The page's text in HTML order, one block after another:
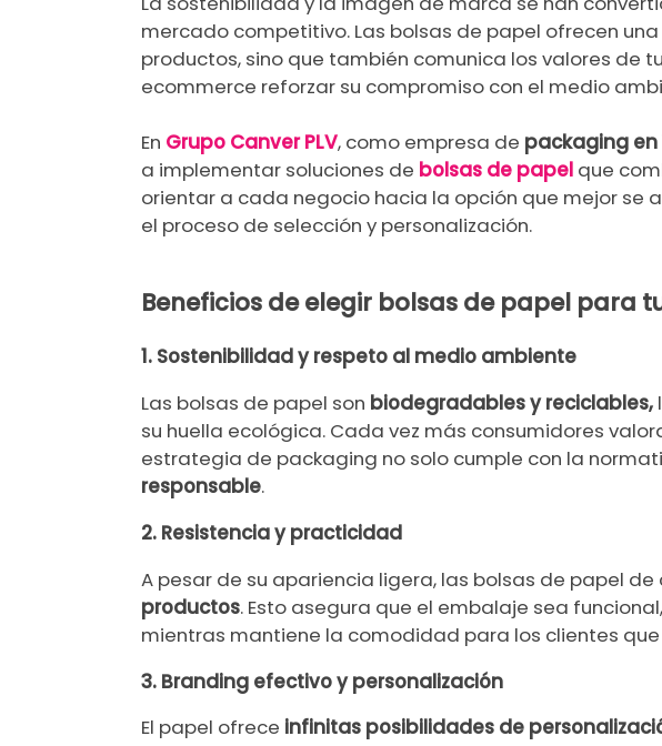
mercado competitivo. Las bolsas de papel ofrecen
productos, sino que también comunica los valores de
ecommerce reforzar su compromiso con el medio
En Grupo Canver PLV, como empresa de packaging en
a implementar soluciones de bolsas de papel que
orientar a cada negocio hacia la opción que mejor
el proceso de selección y personalización.
Beneficios de elegir bolsas de papel para
1. Sostenibilidad y respeto al medio ambiente
Las bolsas de papel son biodegradables y reciclables,
su huella ecológica. Cada vez más consumidores
estrategia de packaging no solo cumple con la
responsable.
2. Resistencia y practicidad
A pesar de su apariencia ligera, las bolsas de papel
productos. Esto asegura que el embalaje sea
mientras mantiene la comodidad para los clientes
3. Branding efectivo y personalización
El papel ofrece infinitas posibilidades de